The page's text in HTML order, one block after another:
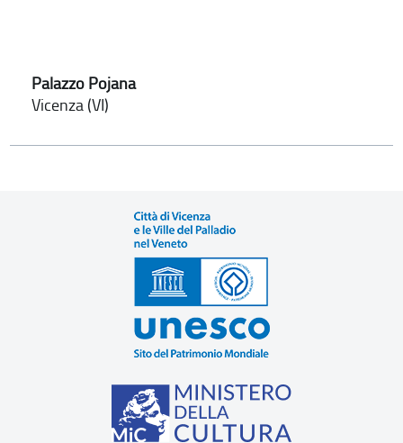
Palazzo Pojana
Vicenza (VI)